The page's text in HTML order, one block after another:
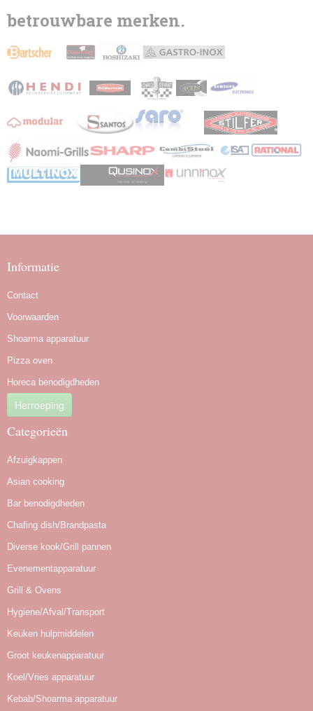
betrouwbare merken.
Informatie
Contact
Voorwaarden
Shoarma apparatuur
Pizza oven
Horeca benodigdheden
Herroeping
Categorieën
Afzuigkappen
Asian cooking
Bar benodigdheden
Chafing dish/Brandpasta
Diverse kook/Grill pannen
Evenementapparatuur
Grill & Ovens
Hygiene/Afval/Transport
Keuken hulpmiddelen
Groot keukenapparatuur
Koel/Vries apparatuur
Kebab/Shoarma apparatuur